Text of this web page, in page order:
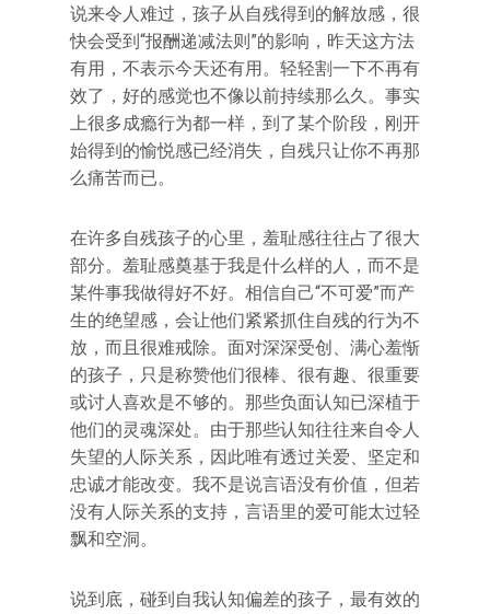
说来令人难过，孩子从自残得到的解放感，很
快会受到“报酬递减法则”的影响，昨天这方法
有用，不表示今天还有用。轻轻割一下不再有
效了，好的感觉也不像以前持续那么久。事实
上很多成瘾行为都一样，到了某个阶段，刚开
始得到的愉悦感已经消失，自残只让你不再那
么痛苦而已。
在许多自残孩子的心里，羞耻感往往占了很大
部分。羞耻感奠基于我是什么样的人，而不是
某件事我做得好不好。相信自己“不可爱”而产
生的绝望感，会让他们紧紧抓住自残的行为不
放，而且很难戒除。面对深深受创、满心羞惭
的孩子，只是称赞他们很棒、很有趣、很重要
或讨人喜欢是不够的。那些负面认知已深植于
他们的灵魂深处。由于那些认知往往来自令人
失望的人际关系，因此唯有透过关爱、坚定和
忠诚才能改变。我不是说言语没有价值，但若
没有人际关系的支持，言语里的爱可能太过轻
飘和空洞。
说到底，碰到自我认知偏差的孩子，最有效的